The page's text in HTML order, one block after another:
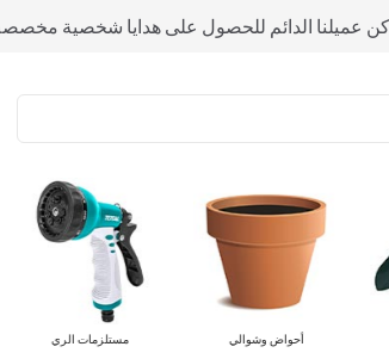
كن عميلنا الدائم للحصول على هدايا شخصية
أحواض وشوالي معدات وأدوات